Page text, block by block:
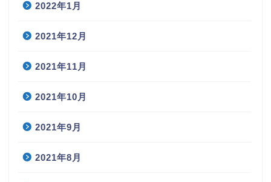
2022年1月
2021年12月
2021年11月
2021年10月
2021年9月
2021年8月